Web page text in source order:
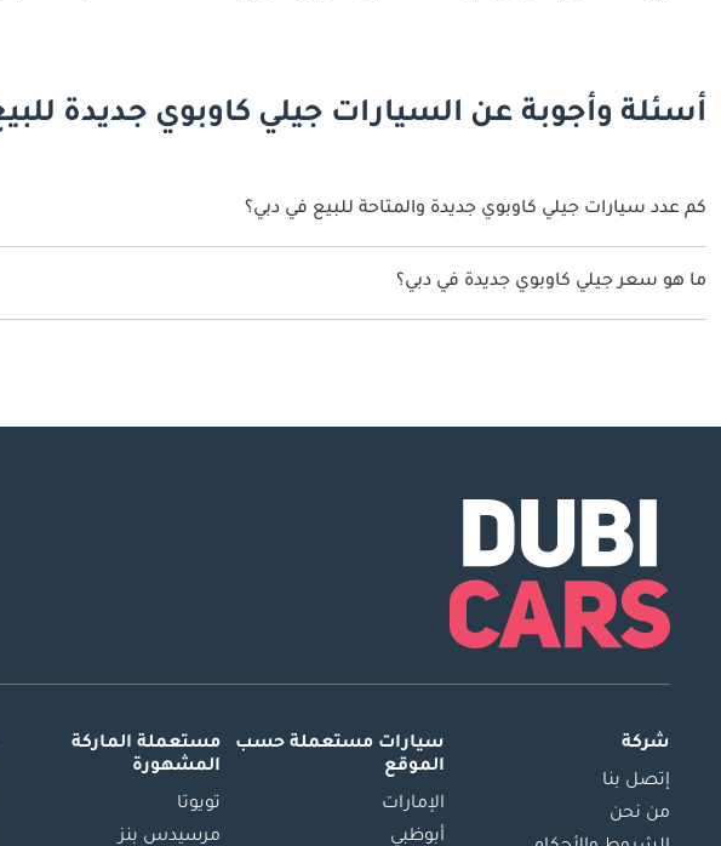
أسئلة وأجوبة عن السيارات جيلي كاوبوي جديدة
كم عدد سيارات جيلي كاوبوي جديدة والمتاحة للبيع في دبي؟
1 سيارة جيلي كاوبوي جديدة متوفرة للبيع في دبي.
ما هو سعر جيلي كاوبوي جديدة في دبي؟
يبدأ سعر سيارة جيلي كاوبوي جديدة في دبي 55,000.
شركة
إتصل بنا
من نحن
سيارات مستعملة حسب
الموقع
الإمارات
أبوظبي
مستعملة الماركة
المشهورة
تويوتا
مرسيدس بنز